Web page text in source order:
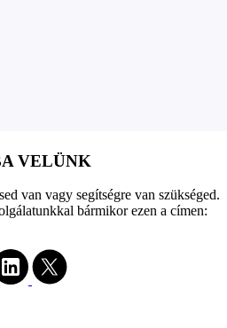
VELÜNK
van vagy segítségre van szükséged.
bármikor ezen a címen: